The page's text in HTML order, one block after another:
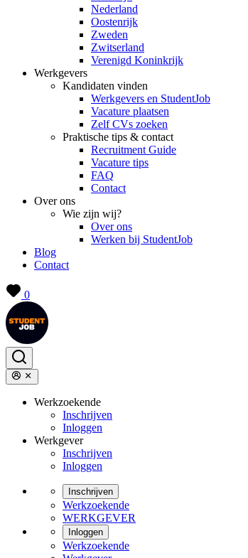
Nederland
Oostenrijk
Zweden
Zwitserland
Verenigd Koninkrijk
Werkgevers
Kandidaten vinden
Werkgevers en StudentJob
Vacature plaatsen
Zelf CVs zoeken
Praktische tips & contact
Recruitment Guide
Vacature tips
FAQ
Contact
Over ons
Wie zijn wij?
Over ons
Werken bij StudentJob
Blog
Contact
0
Werkzoekende
Inschrijven
Inloggen
Werkgever
Inschrijven
Inloggen
Inschrijven
Werkzoekende
WERKGEVER
Inloggen
Werkzoekende